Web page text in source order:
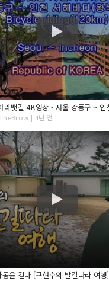
| 4년 전
을 걷다 [구현수의 발길따라 여행]